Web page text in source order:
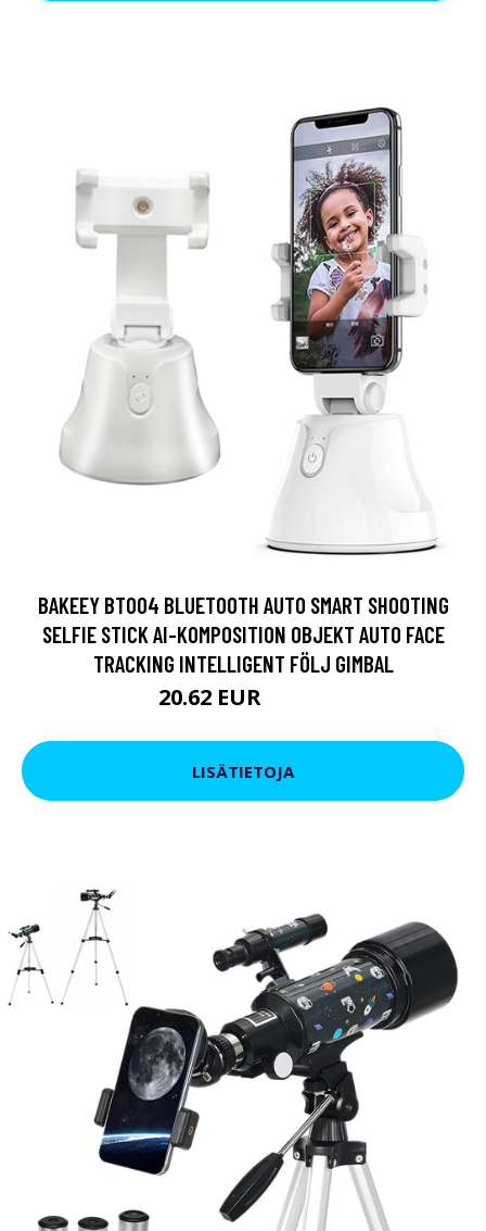
BAKEEY BT004 BLUETOOTH AUTO SMART SHOOTING
SELFIE STICK AI-KOMPOSITION OBJEKT AUTO FACE
TRACKING INTELLIGENT FÖLJ GIMBAL
20.62 EUR
LISÄTIETOJA